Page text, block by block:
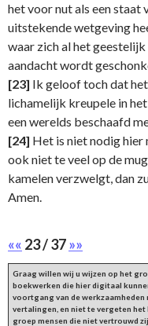
het voor nut als een staat
uitstekende wetgeving
waar zich al het
aandacht wordt
[23] Ik geloof toch dat
lichamelijk kreupele in
een werelds beschaafd
[24] Het is niet nodig hier
ook niet te veel op de
kamelen verzwelgt, dan
Amen.
«« 23 / 37»»
Graag willen wij u wijzen op het
boekwerken die hier digitaal
voortgang van de werkzaamheden
vertalingen, en niet te vergeten
groep mensen die niet vertrouwd